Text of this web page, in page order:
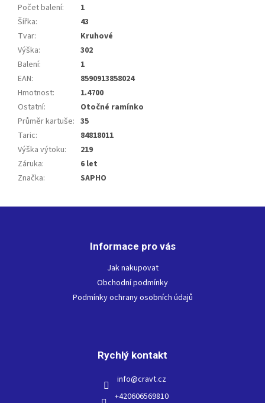
Počet balení:
1
Šířka:
43
Tvar:
Kruhové
Výška:
302
Balení:
1
EAN:
8590913858024
Hmotnost:
1.4700
Ostatní:
Otočné ramínko
Průměr kartuše: 35
Taric:
84818011
Výška výtoku:
219
Záruka:
6 let
Značka: SAPHO
Informace pro vás
Jak nakupovat
Obchodní podmínky
Podmínky ochrany osobních údajů
Rychlý kontakt
info@cravt.cz
+420606569810